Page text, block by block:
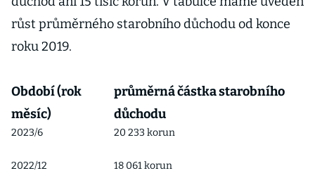
růst průměrného starobního důchodu od konce
roku 2019.
Období (rok
měsíc)
průměrná částka starobního
důchodu
2023/6 20 233 korun
2022/12 18 061 korun